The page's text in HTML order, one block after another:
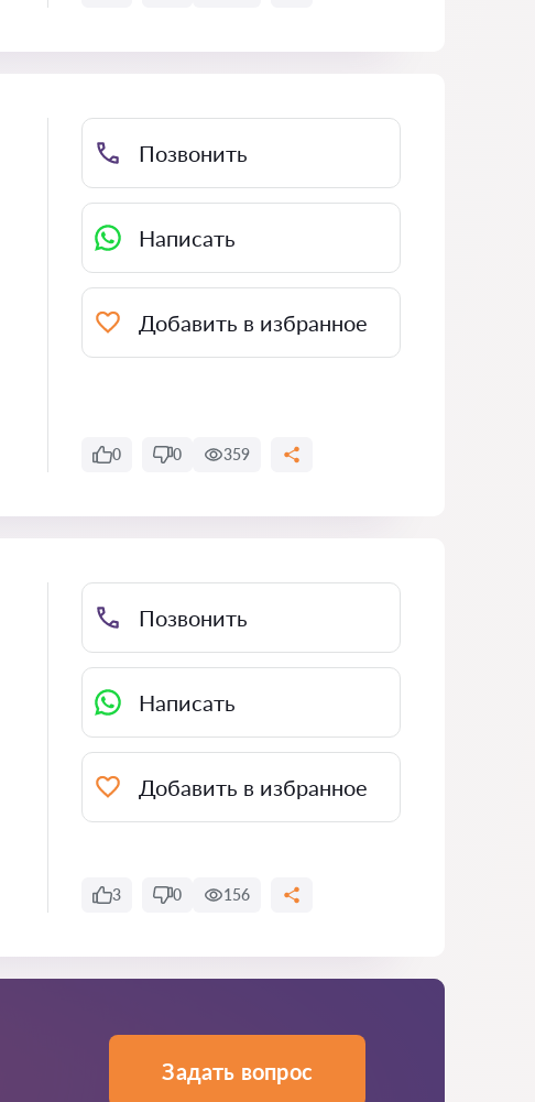
Позвонить
Написать
Добавить в избранное
0 0 359
Позвонить
Написать
Добавить в избранное
3 0 156
Задать вопрос